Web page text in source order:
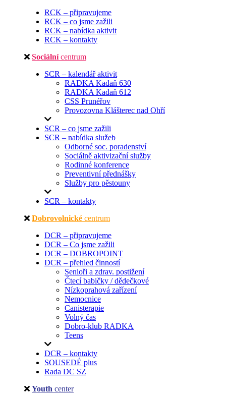
RCK – připravujeme
RCK – co jsme zažili
RCK – nabídka aktivit
RCK – kontakty
Sociální centrum
SCR – kalendář aktivit
RADKA Kadaň 630
RADKA Kadaň 612
CSS Prunéřov
Provozovna Klášterec nad Ohří
SCR – co jsme zažili
SCR – nabídka služeb
Odborné soc. poradenství
Sociálně aktivizační služby
Rodinné konference
Preventivní přednášky
Služby pro pěstouny
SCR – kontakty
Dobrovolnické centrum
DCR – připravujeme
DCR – Co jsme zažili
DCR – DOBROPOINT
DCR – přehled činností
Senioři a zdrav. postižení
Čtecí babičky / dědečkové
Nízkoprahová zařízení
Nemocnice
Canisterapie
Volný čas
Dobro-klub RADKA
Teens
DCR – kontakty
SOUSEDÉ plus
Rada DC SZ
Youth center